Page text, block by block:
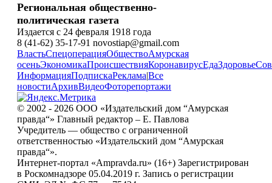
Региональная общественно-
политическая газета
Издается с 24 февраля 1918 года
8 (41-62) 35-17-91 novostiap@gmail.com
ВластьСпецоперацияОбществоАмурская
осеньЭкономикаПроисшествияКоронавирусЕдаЗдоровье
ИнформацияПодпискаРеклама|Все
новостиАрхивВидеоФоторепортажи
© 2002 - 2026 ООО «Издательский дом “Амурская
правда“» Главный редактор – Е. Павлова
Учредитель — общество с ограниченной
ответственностью «Издательский дом “Амурская
правда“».
Интернет-портал «Ampravda.ru» (16+) Зарегистрирован
в Роскомнадзоре 05.04.2019 г. Запись о регистрации